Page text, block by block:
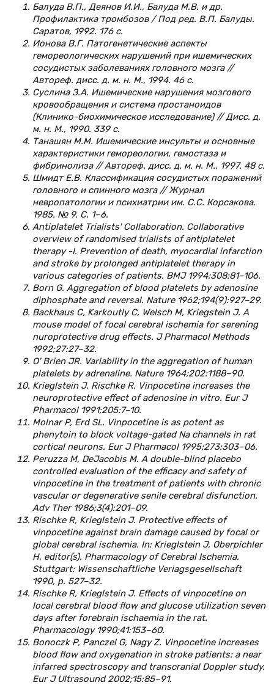
Балуда В.П., Деянов И.И., Балуда М.В. и др.
Профилактика тромбозов / Под ред. В.П. Балуды.
Саратов, 1992. 176 с.
Ионова В.Г. Патогенетические аспекты
гемореологических нарушений при ишемических
сосудистых заболеваниях головного мозга //
Автореф. дисс. д. м. н. М., 1994. 46 с.
Суслина З.А. Ишемические нарушения мозгового
кровообращения и система простаноидов
(Клинико-биохимическое исследование) // Дисс. д.
м. н. М., 1990. 339 с.
Танашян М.М. Ишемические инсульты и основные
характеристики гемореологии, гемостаза и
фибринолиза // Автореф. дисс. д. м. н. М., 1997. 48 с.
Шмидт Е.В. Классификация сосудистых поражений
головного и спинного мозга // Журнал
невропатологии и психиатрии им. С.С. Корсакова.
1985. № 9. С. 1–6.
Antiplatelet Trialists' Collaboration. Collaborative
overview of randomised trialists of antiplatelet
therapy -I. Prevention of death, myocardial infarction
and stroke by prolonged antiplatelet therapy in
various categories of patients. BMJ 1994;308:81–106.
Born G. Aggregation of blood platelets by adenosine
diphosphate and reversal. Nature 1962;194(9):927–29.
Backhaus C, Karkoutly C, Welsch M, Kriegstein J. A
mouse model of focal cеrebral ischemia for serening
nuroprotеctive drug effects. J Pharmacol Methods
1992;27:27–32.
O' Brien JR. Variability in the aggregation of human
platelets by adrenaline. Nature 1964;202:1188–90.
Krieglstein J, Rischke R. Vinpocetine increases the
neuroprotective effect of adenosine in vitro. Eur J
Pharmacol 1991;205:7–10.
Molnar P, Erd SL. Vinpocetine is as potent as
phenytoin to block voltage-gated Na channels in rat
cortical neurons. Eur J Pharmacol 1995;273:303–06.
Peruzza M, DeJacobis M. A double-blind placebo
controlled evaluation of the efficacy and safety of
vinpocetine in the treatment of patients with chronic
vascular or degenerative senile cerebral disfunction.
Adv Ther 1986;3(4):201–09.
Rischke R, Krieglstein J. Protective effects of
vinpocetine against brain damage caused by focal or
global cerebral ischemia. In: Krieglstein J, Oberpichler
H, editor(s). Pharmacology of Cerebral Ischemia.
Stuttgart: Wissenschaftliche Veriagsgesellschaft
1990, р. 527–32.
Rischke R, Krieglstein J. Effects of vinpocetine on
local cerebral blood flow and glucose utilization seven
days after forebrain ischaemia in the rat.
Pharmacology 1990;41:153–60.
Bonoczk P, Panczel G, Nagy Z. Vinpocetine increases
blood flow and oxygenation in stroke patients: a near
infarred spectroscopy and transcranial Doppler study.
Eur J Ultrasound 2002;15:85–91.